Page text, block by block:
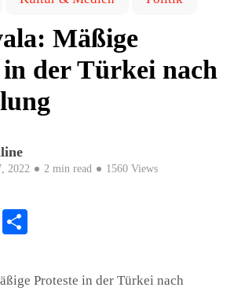
Mäßige
in der Türkei nach
2022 2 min read 1560 Views
Email